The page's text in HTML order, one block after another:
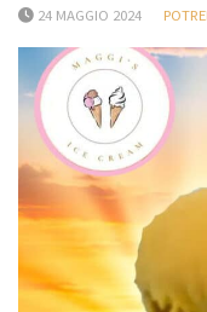
24 MAGGIO 2024